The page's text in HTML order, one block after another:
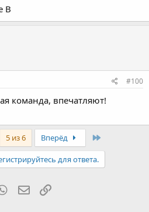
В
#100
команда, впечатляют!
5 из 6 Вперёд
для ответа.
WhatsAppЭлектронная почта